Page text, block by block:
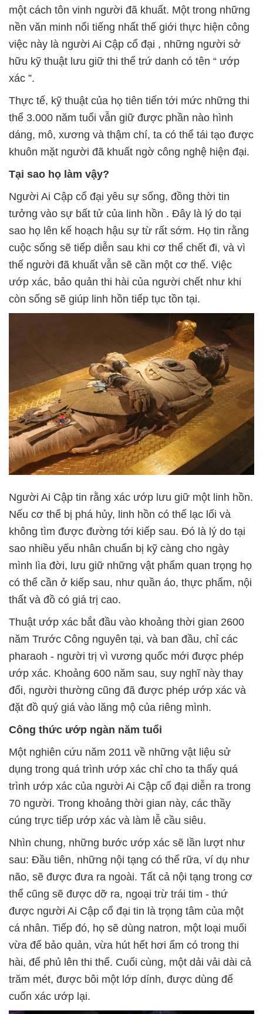
một cách tôn vinh người đã khuất. Một trong những
nền văn minh nổi tiếng nhất thế giới thực hiện công
việc này là người Ai Cập cổ đại , những người sở
hữu kỹ thuật lưu giữ thi thể trứ danh có tên “ ướp
xác ”.
Thực tế, kỹ thuật của họ tiên tiến tới mức những thi
thể 3.000 năm tuổi vẫn giữ được phần nào hình
dáng, mô, xương và thậm chí, ta có thể tái tạo được
khuôn mặt người đã khuất ngờ công nghệ hiện đại.
Tại sao họ làm vậy?
Người Ai Cập cổ đại yêu sự sống, đồng thời tin
tưởng vào sự bất tử của linh hồn . Đây là lý do tại
sao họ lên kế hoạch hậu sự từ rất sớm. Họ tin rằng
cuộc sống sẽ tiếp diễn sau khi cơ thể chết đi, và vì
thế người đã khuất vẫn sẽ cần một cơ thể. Việc
ướp xác, bảo quản thi hài của người chết như khi
còn sống sẽ giúp linh hồn tiếp tục tồn tại.
Người Ai Cập tin rằng xác ướp lưu giữ một linh hồn.
Nếu cơ thể bị phá hủy, linh hồn có thể lạc lối và
không tìm được đường tới kiếp sau. Đó là lý do tại
sao nhiều yếu nhân chuẩn bị kỹ càng cho ngày
mình lìa đời, lưu giữ những vật phẩm quan trọng họ
có thể cần ở kiếp sau, như quần áo, thực phẩm, nội
thất và đồ có giá trị cao.
Thuật ướp xác bắt đầu vào khoảng thời gian 2600
năm Trước Công nguyên tại, và ban đầu, chỉ các
pharaoh - người trị vì vương quốc mới được phép
ướp xác. Khoảng 600 năm sau, suy nghĩ này thay
đổi, người thường cũng đã được phép ướp xác và
đặt đồ quý giá vào lăng mộ của riêng mình.
Công thức ướp ngàn năm tuổi
Một nghiên cứu năm 2011 về những vật liệu sử
dụng trong quá trình ướp xác chỉ cho ta thấy quá
trình ướp xác của người Ai Cập cổ đại diễn ra trong
70 người. Trong khoảng thời gian này, các thầy
cúng trực tiếp ướp xác và làm lễ cầu siêu.
Nhìn chung, những bước ướp xác sẽ lần lượt như
sau: Đầu tiên, những nội tạng có thể rữa, ví dụ như
não, sẽ được đưa ra ngoài. Tất cả nội tạng trong cơ
thể cũng sẽ được dỡ ra, ngoại trừ trái tim - thứ
được người Ai Cập cổ đại tin là trọng tâm của một
cá nhân. Tiếp đó, họ sẽ dùng natron, một loại muối
vừa để bảo quản, vừa hút hết hơi ẩm có trong thi
hài, để phủ lên thi thể. Cuối cùng, một dải vải dài cả
trăm mét, được bôi một lớp dính, được dùng để
cuốn xác ướp lại.